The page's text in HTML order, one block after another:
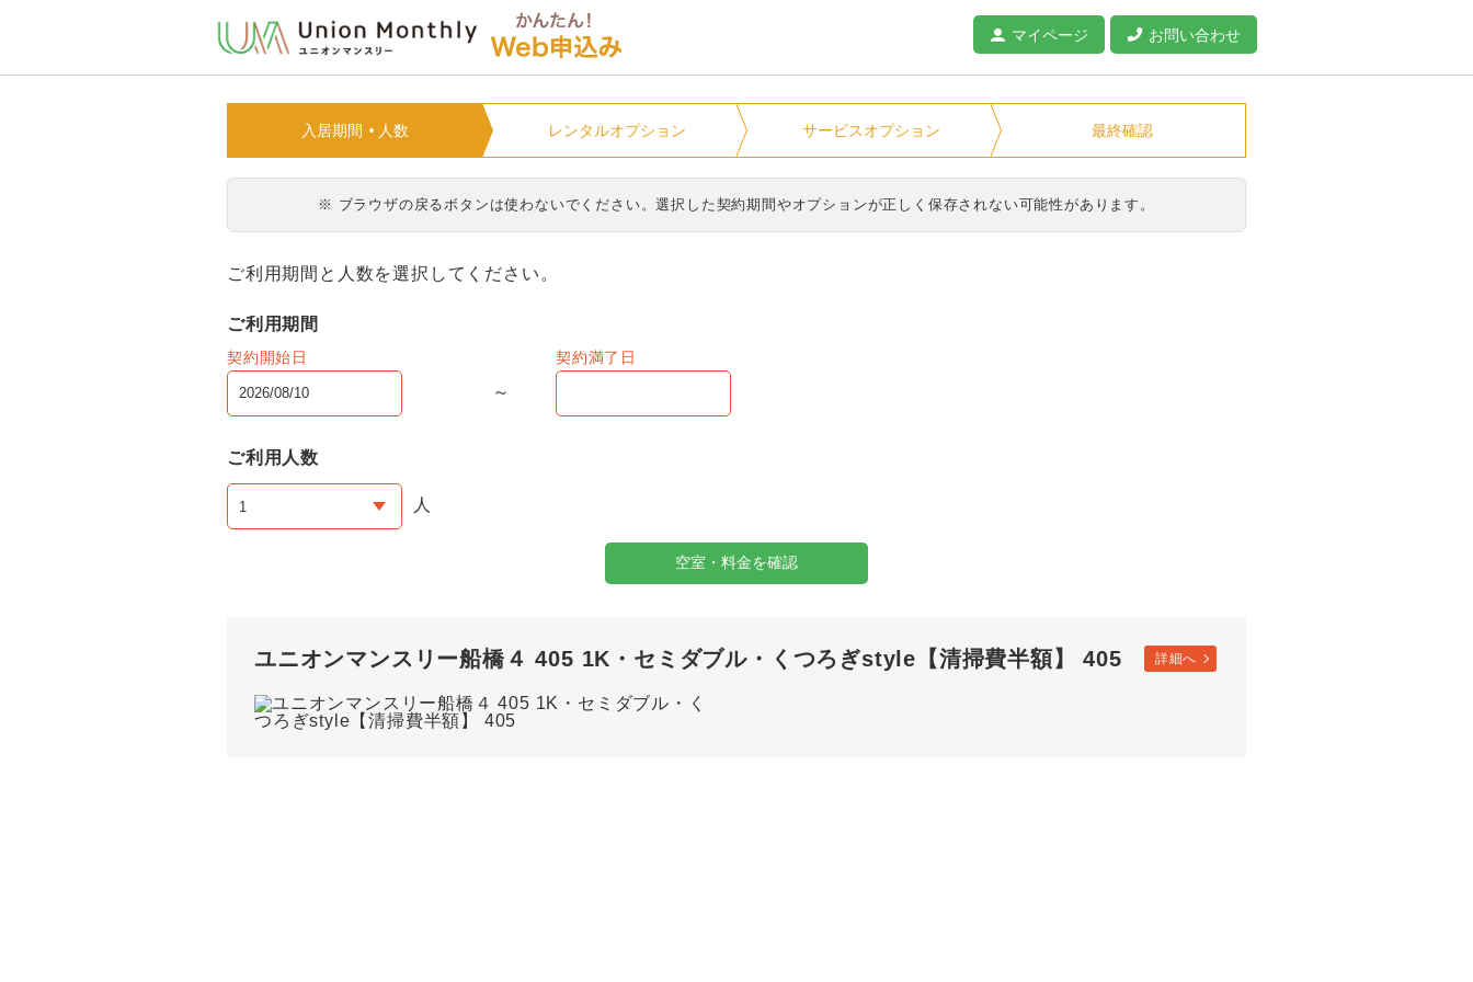
ユニオンマンスリー マイページ お問い合わせ
入居期間 人数 レンタルオプション サービスオプション 最終確認
※ ブラウザの戻るボタンは使わないでください。選択した契約期間やオプションが正しく保存されない可能性があります。
ご利用期間と人数を選択してください。
ご利用期間
契約開始日 契約満了日
ご利用人数
人
空室・料金を確認
ユニオンマンスリー船橋４ 405 1K・セミダブル・くつろぎstyle【清掃費半額】 405 詳細へ